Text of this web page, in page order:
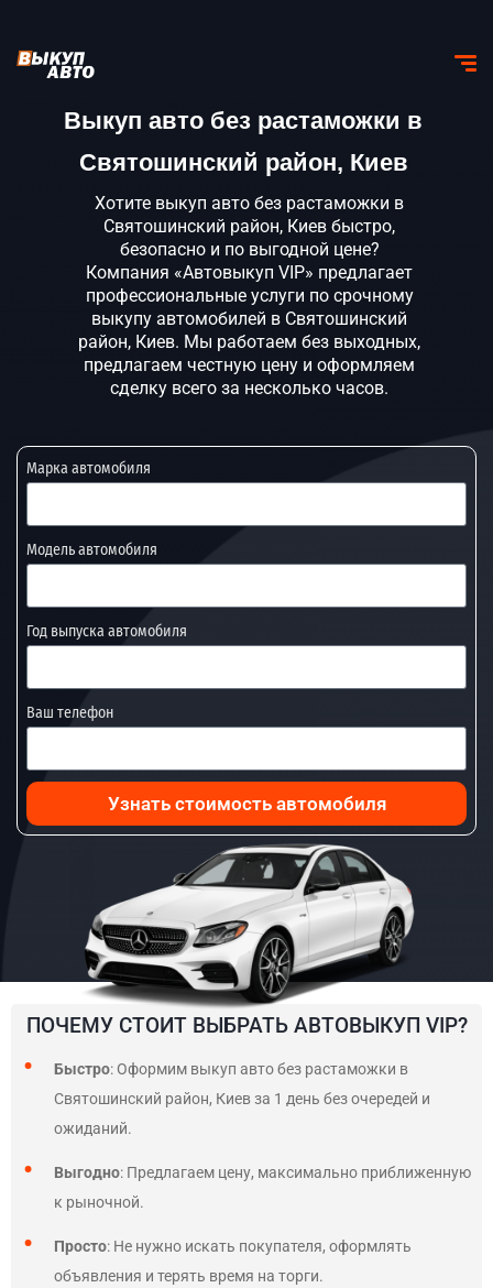
Выкуп авто без растаможки в
Святошинский район, Киев
Хотите выкуп авто без растаможки в
Святошинский район, Киев быстро,
безопасно и по выгодной цене?
Компания «Автовыкуп VIP» предлагает
профессиональные услуги по срочному
выкупу автомобилей в Святошинский
район, Киев. Мы работаем без выходных,
предлагаем честную цену и оформляем
сделку всего за несколько часов.
Марка автомобиля
Модель автомобиля
Год выпуска автомобиля
Ваш телефон
Узнать стоимость автомобиля
ПОЧЕМУ СТОИТ ВЫБРАТЬ АВТОВЫКУП VIP?
Быстро: Оформим выкуп авто без растаможки в
Святошинский район, Киев за 1 день без очередей и
ожиданий.
Выгодно: Предлагаем цену, максимально приближенную
к рыночной.
Просто: Не нужно искать покупателя, оформлять
объявления и терять время на торги.